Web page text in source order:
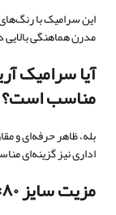
این سرامیک با
مدرن هماهنگی بالایی
آیا سرامیک
مناسب است؟
بله، ظاهر حرفه‌ای و
اداری نیز گزینه‌ای
مزیت سایز ۸۰×۸۰ چیست؟